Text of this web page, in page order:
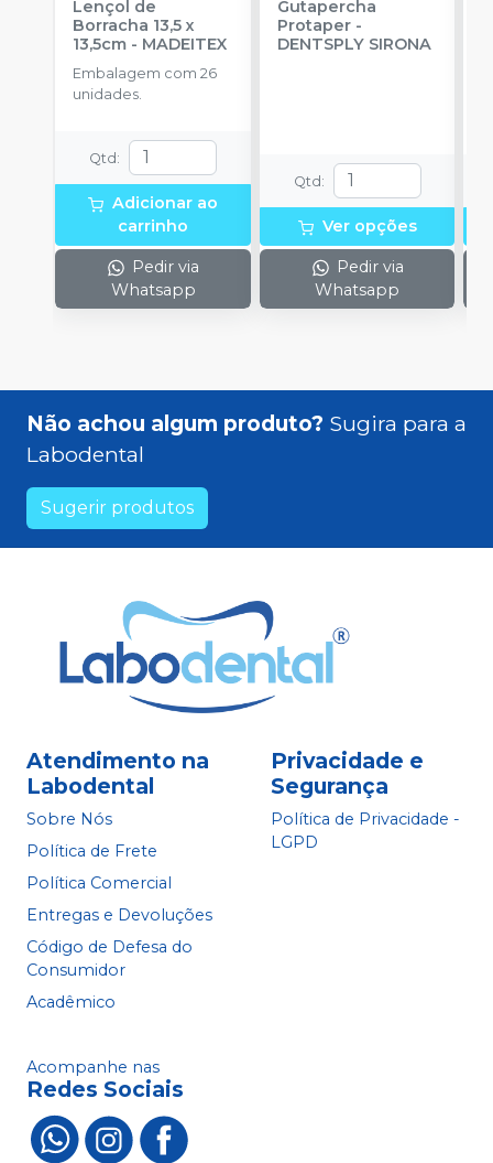
Lençol de
Borracha 13,5 x
13,5cm - MADEITEX
Embalagem com 26
unidades.
Qtd:
Adicionar ao
carrinho
Pedir via
Whatsapp
Gutapercha
Protaper-
DENTSPLY SIRONA
Qtd:
Ver opções
Pedir via
Whatsapp
Não achou algum produto? Sugira para a
Labodental
Sugerir produtos
Atendimento na
Labodental
Sobre Nós
Política de Frete
Política Comercial
Entregas e Devoluções
Código de Defesa do
Consumidor
Acadêmico
Privacidade e
Segurança
Política de Privacidade -
LGPD
Acompanhe nas
Redes Sociais